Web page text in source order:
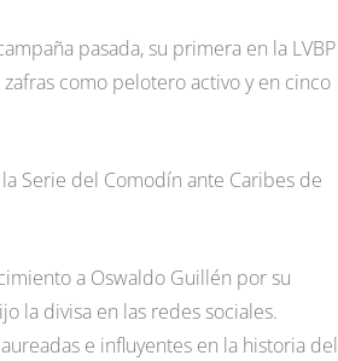
pasada, su primera en la LVBP
como pelotero activo y en cinco
Serie del Comodín ante Caribes de
a Oswaldo Guillén por su
la divisa en las redes sociales.
e influyentes en la historia del